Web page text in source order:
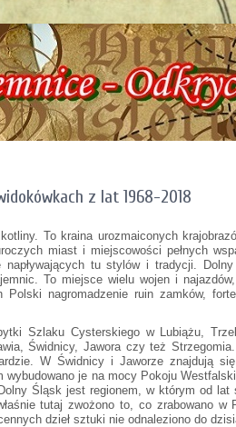
tel. 537-481-116 !!!
z lat 1968-2018
To kraina urozmaiconych
miast i miejscowości pełnych
napływających tu stylów i tradycji.
To miejsce wielu wojen i
nagromadzenie ruin zamków,
Szlaku Cysterskiego w Lubiążu,
Świdnicy, Jawora czy też
W Świdnicy i Jaworze znajdują
wybudowano je na mocy Pokoju
Śląsk jest regionem, w którym od
tutaj zwożono to, co zrabowano w
dzieł sztuki nie odnaleziono do